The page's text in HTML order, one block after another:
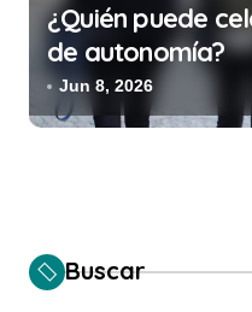
¿Quién puede
de autonomía?
Jun 8, 2026
Buscar